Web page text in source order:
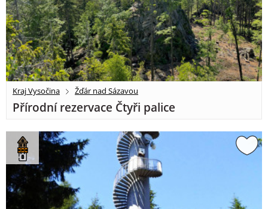
Kraj Vysočina Žďár nad Sázavou
Přírodní rezervace Čtyři palice